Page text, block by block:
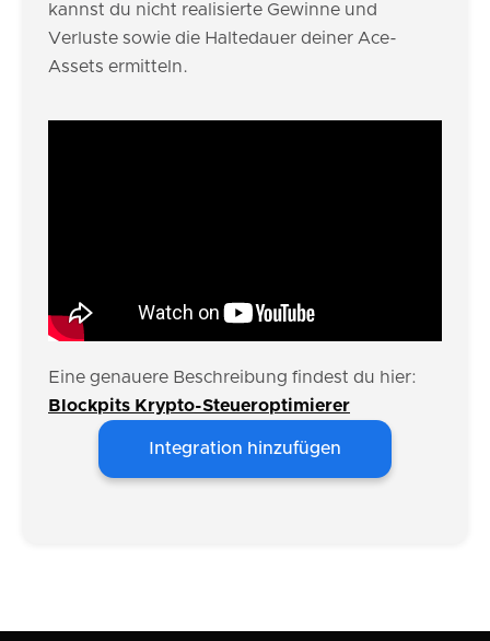
kannst du nicht realisierte Gewinne und
Verluste sowie die Haltedauer deiner Ace-
Assets ermitteln.
Eine genauere Beschreibung findest du hier:
Blockpits Krypto-Steueroptimierer
Integration hinzufügen